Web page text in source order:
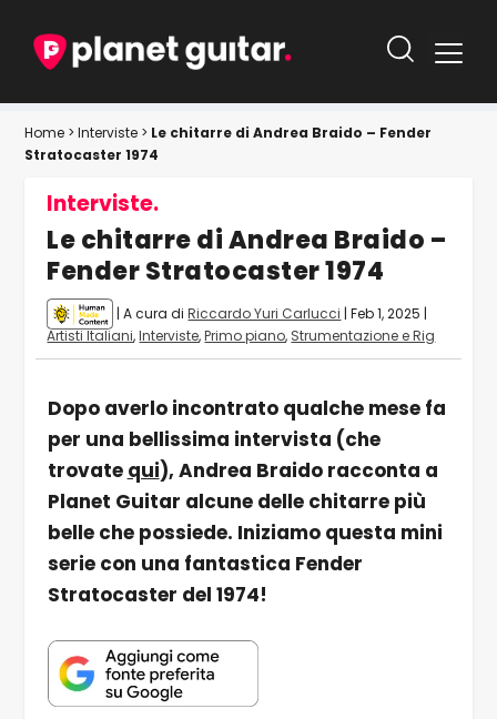
Home >Interviste > Le chitarre di Andrea Braido – Fender
Stratocaster 1974
Interviste.
Le chitarre di Andrea Braido –
Fender Stratocaster 1974
| A cura diRiccardo Yuri Carlucci |Feb 1, 2025 |
Artisti Italiani,Interviste,Primo piano, Strumentazione e Rig
Dopo averlo incontrato qualche mese fa
per una bellissima intervista (che
trovate qui), Andrea Braido racconta a
Planet Guitar alcune delle chitarre più
belle che possiede. Iniziamo questa mini
serie con una fantastica Fender
Stratocaster del 1974!